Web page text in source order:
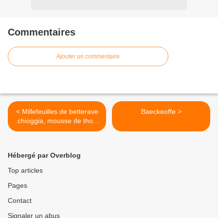
Commentaires
Ajouter un commentaire
< Millefeuilles de betterave
chioggia, mousse de thon
et citron confit
Baeckeoffe >
Hébergé par Overblog
Top articles
Pages
Contact
Signaler un abus